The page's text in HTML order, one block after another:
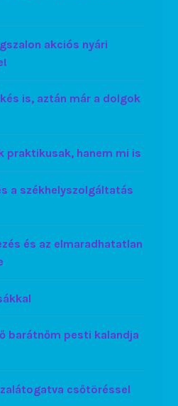
akciós nyári
is, aztán már a dolgok
praktikusak, hanem mi is
a székhelyszolgáltatás
és az elmaradhatatlan
barátnőm pesti kalandja
csőtöréssel